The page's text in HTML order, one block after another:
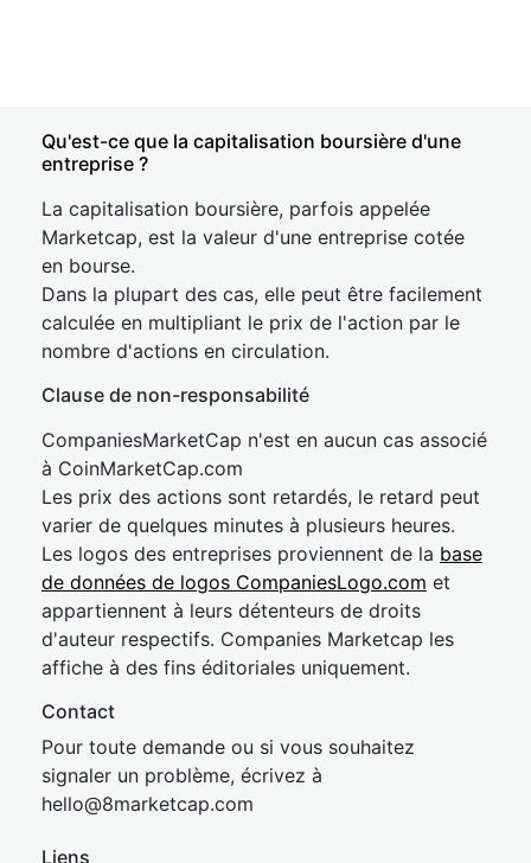
Qu'est-ce que la capitalisation boursière d'une
entreprise ?
La capitalisation boursière, parfois appelée
Marketcap, est la valeur d'une entreprise cotée
en bourse.
Dans la plupart des cas, elle peut être facilement
calculée en multipliant le prix de l'action par le
nombre d'actions en circulation.
Clause de non-responsabilité
CompaniesMarketCap n'est en aucun cas associé
à CoinMarketCap.com
Les prix des actions sont retardés, le retard peut
varier de quelques minutes à plusieurs heures.
Les logos des entreprises proviennent de la base
de données de logos CompaniesLogo.com et
appartiennent à leurs détenteurs de droits
d'auteur respectifs. Companies Marketcap les
affiche à des fins éditoriales uniquement.
Contact
Pour toute demande ou si vous souhaitez
signaler un problème, écrivez à
hello@8marketcap.com
Liens